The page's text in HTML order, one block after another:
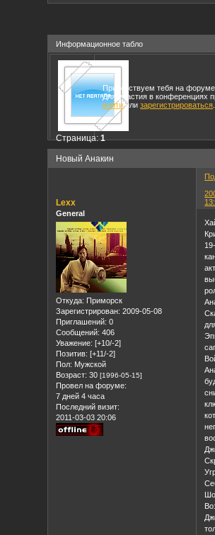
Информационное табло
Приветствуем тебя на
Для участия в конференциях
войтиилизарегистрироваться
Новый Анакин
Страница:1
Lexx
General
Откуда: Приморск
Зарегистрирован: 2009-05-08
Приглашений: 0
Сообщений: 406
Уважение: [+10/-2]
Позитив: [+11/-2]
Пол: Мужской
Возраст: 30[1996-05-15]
Провел на форуме:
7 дней 4 часа
Последний визит:
2011-03-03 20:06